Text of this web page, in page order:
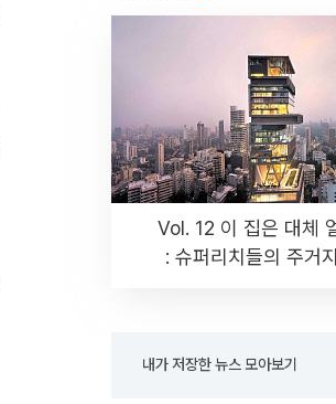
Vol. 12 이 집은 대체
: 슈퍼리치들의 주거
내가 저장한 뉴스 모아보기